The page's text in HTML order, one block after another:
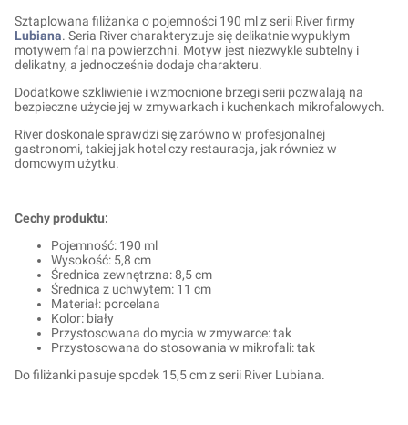
Sztaplowana filiżanka o pojemności 190 ml z serii River firmy
Lubiana. Seria River charakteryzuje się delikatnie wypukłym
motywem fal na powierzchni. Motyw jest niezwykle subtelny i
delikatny, a jednocześnie dodaje charakteru.
Dodatkowe szkliwienie i wzmocnione brzegi serii pozwalają na
bezpieczne użycie jej w zmywarkach i kuchenkach mikrofalowych.
River doskonale sprawdzi się zarówno w profesjonalnej
gastronomi, takiej jak hotel czy restauracja, jak również w
domowym użytku.
Cechy produktu:
Pojemność: 190 ml
Wysokość: 5,8 cm
Średnica zewnętrzna: 8,5 cm
Średnica z uchwytem: 11 cm
Materiał: porcelana
Kolor: biały
Przystosowana do mycia w zmywarce: tak
Przystosowana do stosowania w mikrofali: tak
Do filiżanki pasuje spodek 15,5 cm z serii River Lubiana.